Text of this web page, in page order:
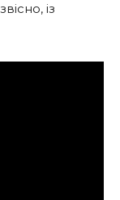
із